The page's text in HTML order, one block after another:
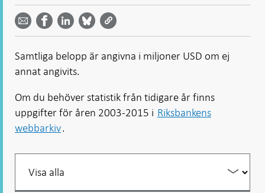
Dela
email -
Öppnas
i ny flik
Dela på
Facebook
- Öppnas
Dela på
LinkedIn
-
Öppnas
i ny flik
på
Bluesky
-
i ny flik
på
Twitter
-
i ny flik
Samtliga belopp är angivna i miljoner USD om ej
annat angivits.
Om du behöver statistik från tidigare år finns
uppgifter för åren 2003-2015 i Riksbankens
webbarkiv.
Filtrera